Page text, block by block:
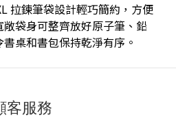
拉鍊筆袋設計輕巧簡約，方便
袋身可整齊放好原子筆、鉛
桌和書包保持乾淨有序。
客服務